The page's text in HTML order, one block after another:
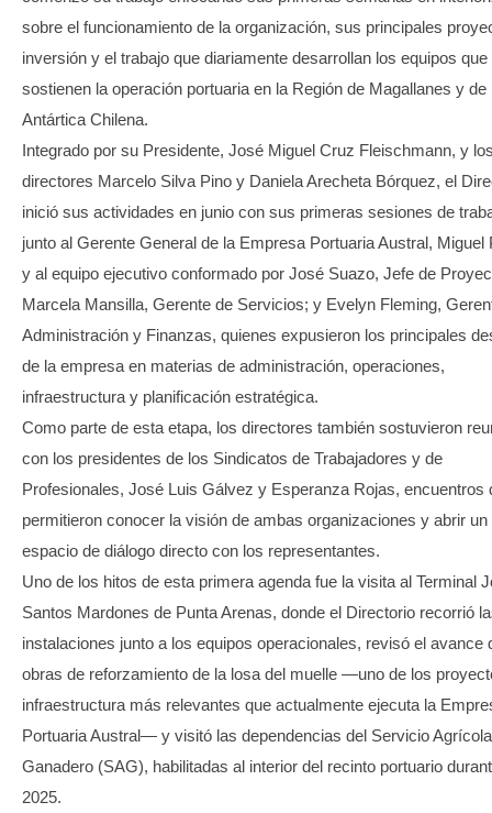
sobre el funcionamiento de la organización, sus principales
inversión y el trabajo que diariamente desarrollan los equipos que
sostienen la operación portuaria en la Región de Magallanes y de
Antártica Chilena.
Integrado por su Presidente, José Miguel Cruz Fleischmann, y
directores Marcelo Silva Pino y Daniela Arecheta Bórquez, el
inició sus actividades en junio con sus primeras sesiones de
junto al Gerente General de la Empresa Portuaria Austral, Miguel
y al equipo ejecutivo conformado por José Suazo, Jefe de
Marcela Mansilla, Gerente de Servicios; y Evelyn Fleming,
Administración y Finanzas, quienes expusieron los principales
de la empresa en materias de administración, operaciones,
infraestructura y planificación estratégica.
Como parte de esta etapa, los directores también sostuvieron
con los presidentes de los Sindicatos de Trabajadores y de
Profesionales, José Luis Gálvez y Esperanza Rojas, encuentros
permitieron conocer la visión de ambas organizaciones y abrir un
espacio de diálogo directo con los representantes.
Uno de los hitos de esta primera agenda fue la visita al Terminal
Santos Mardones de Punta Arenas, donde el Directorio recorrió
instalaciones junto a los equipos operacionales, revisó el avance
obras de reforzamiento de la losa del muelle —uno de los
infraestructura más relevantes que actualmente ejecuta la
Portuaria Austral— y visitó las dependencias del Servicio
Ganadero (SAG), habilitadas al interior del recinto portuario
2025.